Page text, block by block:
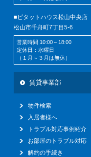
■ピタットハウス松山中央店
松山市千舟町7丁目5-6
営業時間 10:00～18:00
定休日：水曜日
（１月～３月は無休）
賃貸事業部
物件検索
入居者様へ
トラブル対応事例紹介
お部屋のトラブル対応
解約の手続き